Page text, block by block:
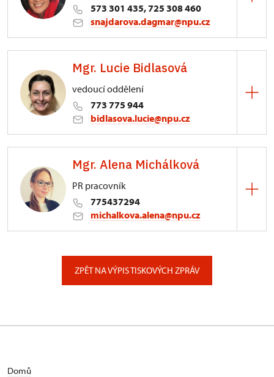
573 301 435, 725 308 460
snajdarova.dagmar@npu.cz
Sněmovní náměstí 1/2, Kroměříž 1
Mgr. Lucie Bidlasová
vedoucí oddělení
773 775 944
bidlasova.lucie@npu.cz
Zámecký park 1/, Slatiňany
Mgr. Alena Michálková
PR pracovník
775437294
michalkova.alena@npu.cz
ZPĚT NA VÝPIS TISKOVÝCH ZPRÁV
Domů